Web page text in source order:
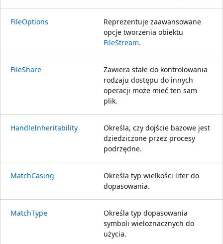
FileOptions
Reprezentuje zaawansowane
opcje tworzenia obiektu
FileStream.
FileShare
Zawiera stałe do kontrolowania
rodzaju dostępu do innych
operacji może mieć ten sam
plik.
HandleInheritability
Określa, czy dojście bazowe jest
dziedziczone przez procesy
podrzędne.
MatchCasing
Określa typ wielkości liter do
dopasowania.
MatchType
Określa typ dopasowania
symboli wieloznacznych do
użycia.